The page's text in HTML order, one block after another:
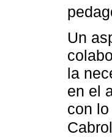
Un
la
en el
con